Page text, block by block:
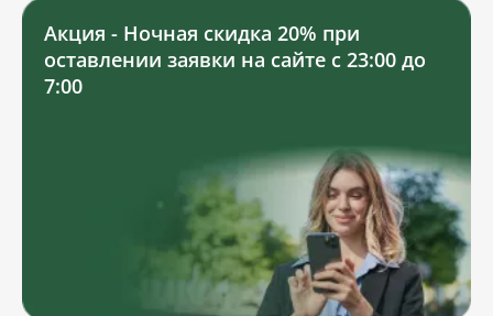
Акция - Ночная скидка 20% при
оставлении заявки на сайте с 23:00 до
7:00